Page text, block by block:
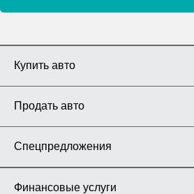
Купить авто
Продать авто
Спецпредложения
Финансовые услуги